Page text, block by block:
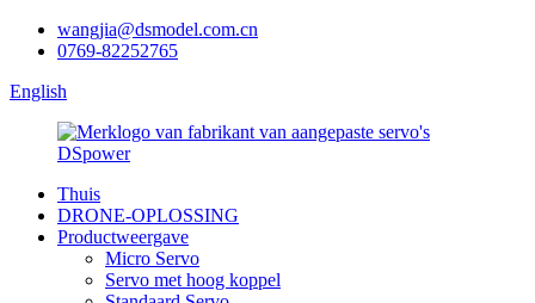
wangjia@dsmodel.com.cn
0769-82252765
English
Thuis
DRONE-OPLOSSING
Productweergave
Micro Servo
Servo met hoog koppel